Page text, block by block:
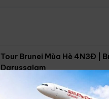
Tour Brunei Mùa Hè 4N3Đ |
Darussalam
Hồ Chí Minh 4N3Đ